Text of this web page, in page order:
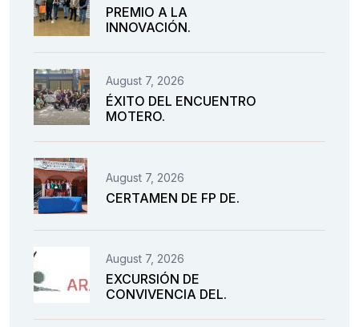
PREMIO A LA
INNOVACIÓN.
August 7, 2026
ÉXITO DEL ENCUENTRO
MOTERO.
August 7, 2026
CERTAMEN DE FP DE.
August 7, 2026
EXCURSIÓN DE
CONVIVENCIA DEL.